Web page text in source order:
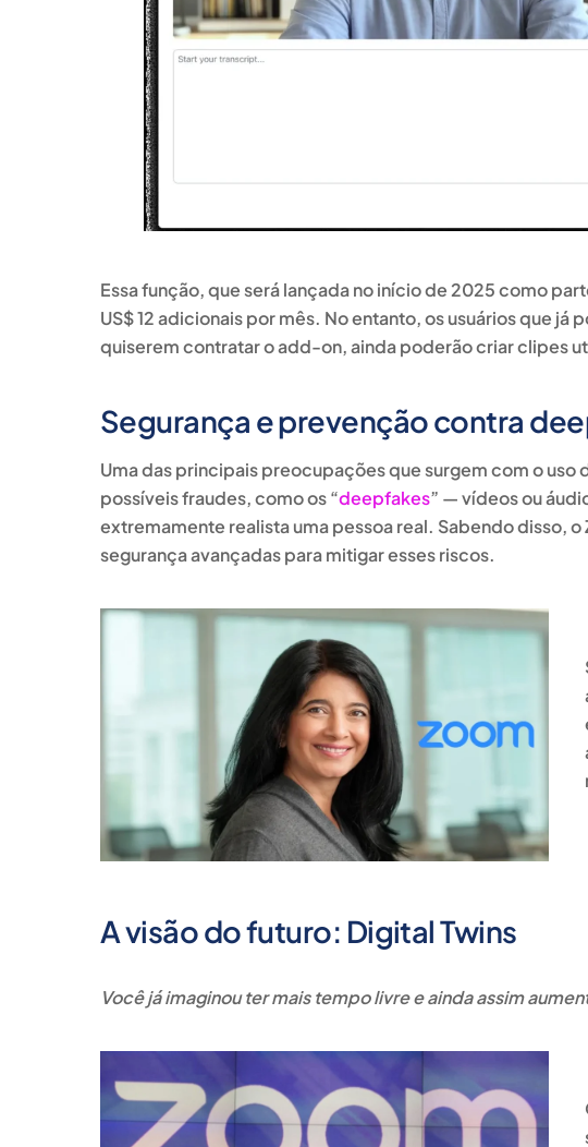
Essa função, que será lançada no início de 2025 como
US$ 12 adicionais por mês. No entanto, os usuários que já
quiserem contratar o add-on, ainda poderão criar clipes
Segurança e prevenção contra
Uma das principais preocupações que surgem com o uso
possíveis fraudes, como os “deepfakes” — vídeos ou
extremamente realista uma pessoa real. Sabendo disso,
segurança avançadas para mitigar esses riscos.
A visão do futuro: Digital Twins
Você já imaginou ter mais tempo livre e ainda assim